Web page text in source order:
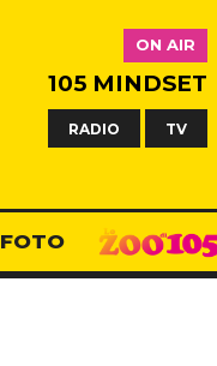
ON AIR
105 MINDSET
RADIO TV
FOTO